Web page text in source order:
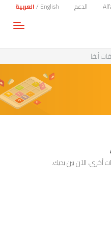
English
/العربية الدعم
ألفا
أخرى، الآن بين يديك.